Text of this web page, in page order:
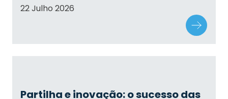
22 Julho 2026
Partilha e inovação: o sucesso das